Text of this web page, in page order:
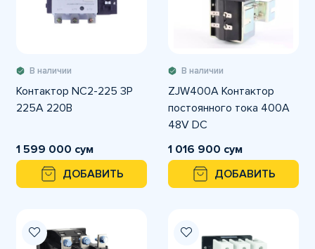
В наличии
Контактор NC2-225 3P
225А 220В
1 599 000 сум
ДОБАВИТЬ
В наличии
ZJW400A Контактор
постоянного тока 400A
48V DC
1 016 900 сум
ДОБАВИТЬ